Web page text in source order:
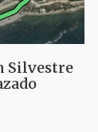
Silvestre